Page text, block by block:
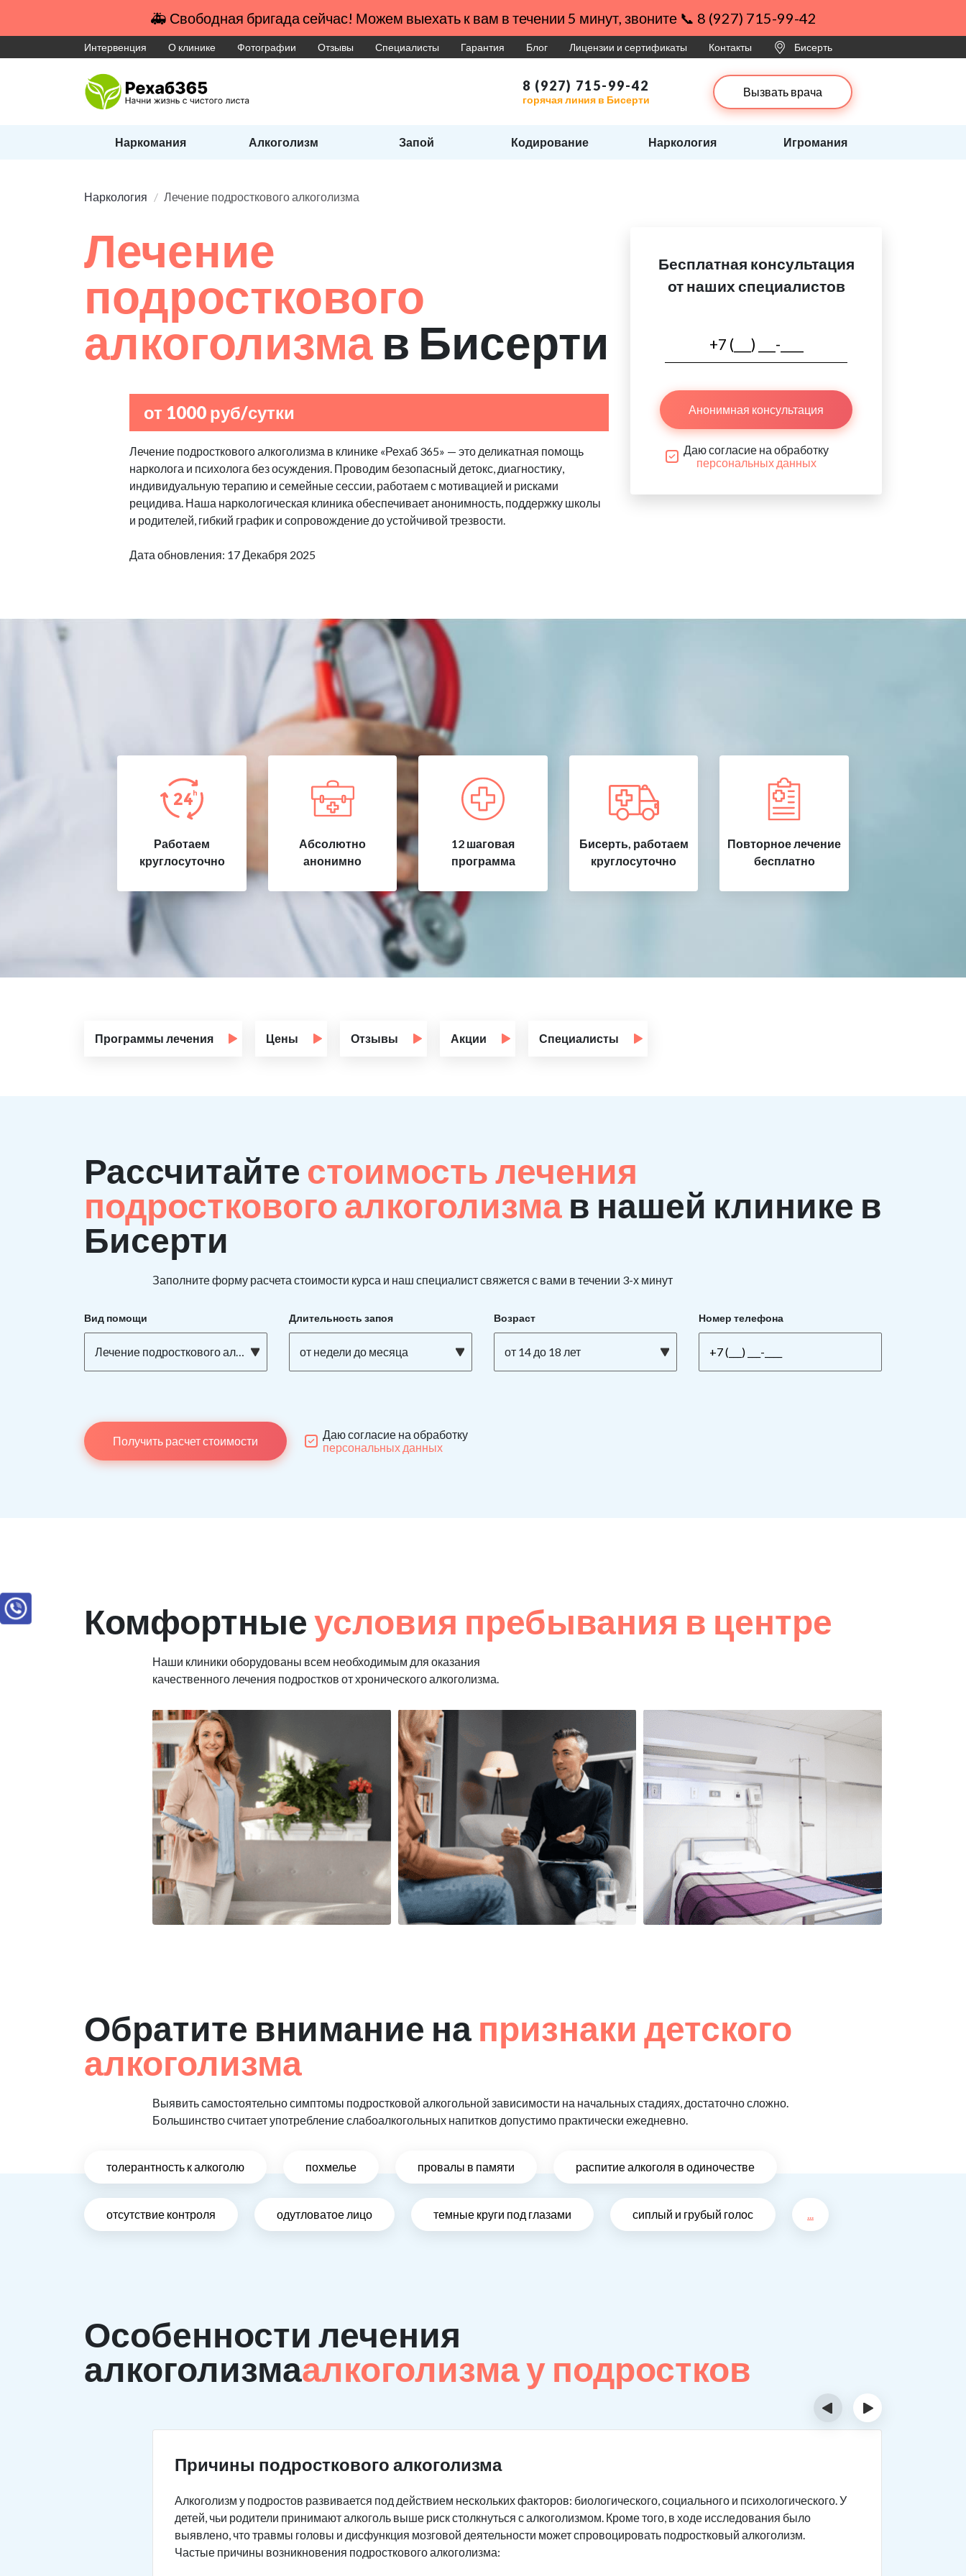
🚑 Свободная бригада сейчас! Можем выехать к вам в течении 5 минут, звоните 📞 8 (927) 715-99-42
Интервенция О клинике Фотографии Отзывы Специалисты Гарантия Блог Лицензии и сертификаты Контакты Бисерть
8 (927) 715-99-42
горячая линия в Бисерти
Вызвать врача
Наркомания Алкоголизм Запой Кодирование Наркология Игромания
Наркология Лечение подросткового алкоголизма
Лечение
подросткового
алкоголизма в Бисерти
от 1000 руб/сутки
Лечение подросткового алкоголизма в клинике «Рехаб 365» — это деликатная помощь
нарколога и психолога без осуждения. Проводим безопасный детокс, диагностику,
индивидуальную терапию и семейные сессии, работаем с мотивацией и рисками
рецидива. Наша наркологическая клиника обеспечивает анонимность, поддержку школы
и родителей, гибкий график и сопровождение до устойчивой трезвости.
Дата обновления: 17 Декабря 2025
Бесплатная консультация
от наших специалистов
Анонимная консультация
Даю согласие на обработку
персональных данных
Работаем
круглосуточно
Абсолютно
анонимно
12 шаговая
программа
Бисерть, работаем
круглосуточно
Повторное лечение
бесплатно
Программы лечения Цены Отзывы Акции Специалисты
Рассчитайте стоимость лечения
подросткового алкоголизма в нашей клинике в
Бисерти
Заполните форму расчета стоимости курса и наш специалист свяжется с вами в течении 3-х минут
Вид помощи
Лечение подросткового алкоголизма
Длительность запоя
от недели до месяца
Возраст
от 14 до 18 лет
Номер телефона
Получить расчет стоимости
Даю согласие на обработку
персональных данных
Комфортныеусловия пребывания в центре
Наши клиники оборудованы всем необходимым для оказания
качественного лечения подростков от хронического алкоголизма.
Обратите внимание на признаки детского
алкоголизма
Выявить самостоятельно симптомы подростковой алкогольной зависимости на начальных стадиях, достаточно сложно.
Большинство считает употребление слабоалкогольных напитков допустимо практически ежедневно.
толерантность к алкоголю похмелье провалы в памяти распитие алкоголя в одиночестве
отсутствие контроля одутловатое лицо темные круги под глазами сиплый и грубый голос ...
Особенности лечения
алкоголизмаалкоголизма у подростков
Причины подросткового алкоголизма
Алкоголизм у подростов развивается под действием нескольких факторов: биологического, социального и психологического. У
детей, чьи родители принимают алкоголь выше риск столкнуться с алкоголизмом. Кроме того, в ходе исследования было
выявлено, что травмы головы и дисфункция мозговой деятельности может спровоцировать подростковый алкоголизм.
Частые причины возникновения подросткового алкоголизма:
‹ ›